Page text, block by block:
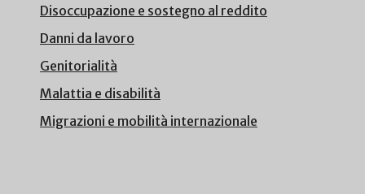
Disoccupazione e sostegno al reddito
Danni da lavoro
Genitorialità
Malattia e disabilità
Migrazioni e mobilità internazionale